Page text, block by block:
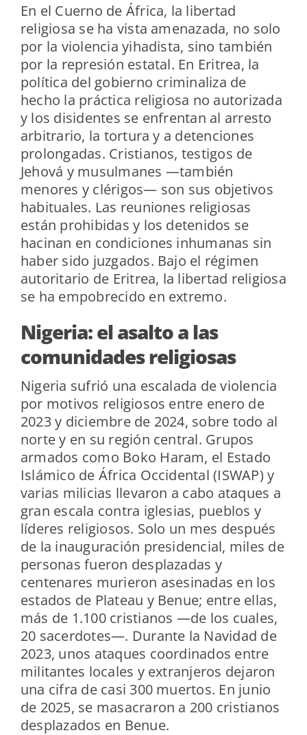
En el Cuerno de África, la libertad
religiosa se ha vista amenazada, no solo
por la violencia yihadista, sino también
por la represión estatal. En Eritrea, la
política del gobierno criminaliza de
hecho la práctica religiosa no autorizada
y los disidentes se enfrentan al arresto
arbitrario, la tortura y a detenciones
prolongadas. Cristianos, testigos de
Jehová y musulmanes —también
menores y clérigos— son sus objetivos
habituales. Las reuniones religiosas
están prohibidas y los detenidos se
hacinan en condiciones inhumanas sin
haber sido juzgados. Bajo el régimen
autoritario de Eritrea, la libertad religiosa
se ha empobrecido en extremo.
Nigeria: el asalto a las
comunidades religiosas
Nigeria sufrió una escalada de violencia
por motivos religiosos entre enero de
2023 y diciembre de 2024, sobre todo al
norte y en su región central. Grupos
armados como Boko Haram, el Estado
Islámico de África Occidental (ISWAP) y
varias milicias llevaron a cabo ataques a
gran escala contra iglesias, pueblos y
líderes religiosos. Solo un mes después
de la inauguración presidencial, miles de
personas fueron desplazadas y
centenares murieron asesinadas en los
estados de Plateau y Benue; entre ellas,
más de 1.100 cristianos —de los cuales,
20 sacerdotes—. Durante la Navidad de
2023, unos ataques coordinados entre
militantes locales y extranjeros dejaron
una cifra de casi 300 muertos. En junio
de 2025, se masacraron a 200 cristianos
desplazados en Benue.